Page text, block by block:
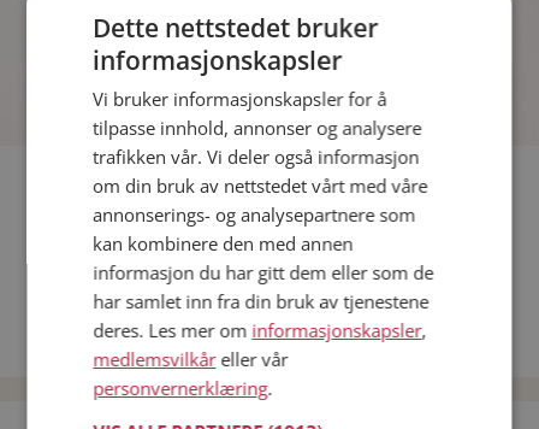
Fler single
Flere singlekvinner fra Tysnes:Rigmor,Yana
Menn fra Tysnes
Date kvinner i Norge
Date menn i Norge
Dette nettstedet bruker
informasjonskapsler
Vi bruker informasjonskapsler for å
tilpasse innhold, annonser og analysere
trafikken vår. Vi deler også informasjon
om din bruk av nettstedet vårt med våre
annonserings- og analysepartnere som
kan kombinere den med annen
informasjon du har gitt dem eller som de
har samlet inn fra din bruk av tjenestene
deres. Les mer om informasjonskapsler,
medlemsvilkåreller vår
personvernerklæring.